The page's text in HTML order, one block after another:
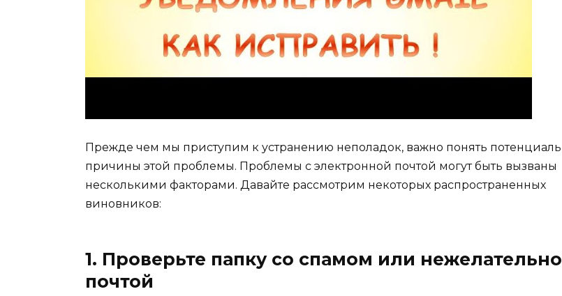
Прежде чем мы приступим к устранению неполадок, важно понять
причины этой проблемы. Проблемы с электронной почтой могут быть вызваны
несколькими факторами. Давайте рассмотрим некоторых распространенных
виновников:
1. Проверьте папку со спамом или
почтой